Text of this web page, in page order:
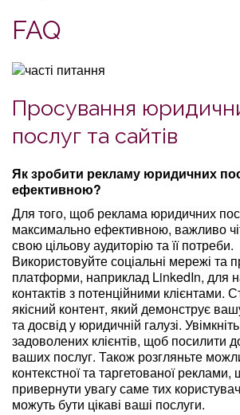
FAQ
Просування
послуг та сайтів
Як зробити рекламу юридичних
ефективною?
Для того, щоб реклама юридичних
максимально ефективною, важливо
свою цільову аудиторію та її потреби.
Використовуйте соціальні мережі та
платформи, наприклад LinkedIn, для
контактів з потенційними клієнтами.
якісний контент, який демонструє
та досвід у юридичній галузі.
задоволених клієнтів, щоб посилити
ваших послуг. Також розгляньте
контекстної та таргетованої реклами,
привернути увагу саме тих
можуть бути цікаві ваші послуги.